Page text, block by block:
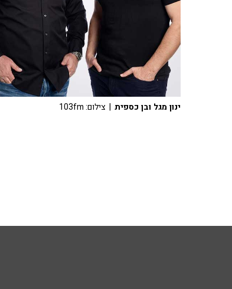
ינון מגל ובן כספית | צילום: 103fm